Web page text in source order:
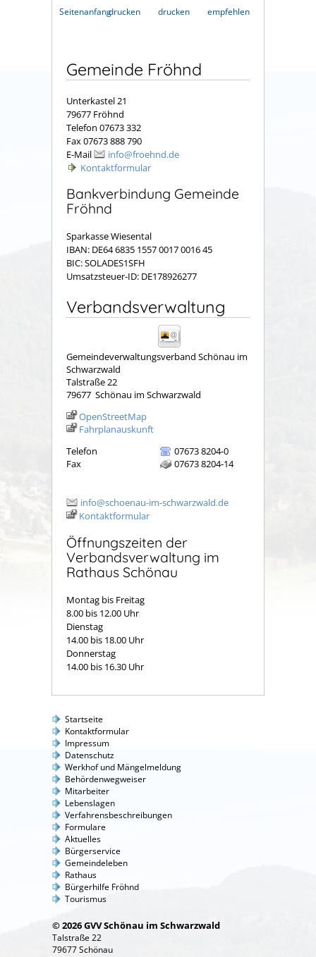
Seitenanfangdrucken
drucken
empfehlen
Gemeinde Fröhnd
Unterkastel 21
79677 Fröhnd
Telefon 07673 332
Fax 07673 888 790
E-Mail
info@froehnd.de
Kontaktformular
Bankverbindung Gemeinde
Fröhnd
Sparkasse Wiesental
IBAN: DE64 6835 1557 0017 0016 45
BIC: SOLADES1SFH
Umsatzsteuer-ID: DE178926277
Verbandsverwaltung
Gemeindeverwaltungsverband Schönau im
Schwarzwald
Talstraße 22
79677 Schönau im Schwarzwald
OpenStreetMap
Fahrplanauskunft
Telefon
07673 8204-0
Fax
07673 8204-14
info@schoenau-im-schwarzwald.de
Kontaktformular
Öffnungszeiten der
Verbandsverwaltung im
Rathaus Schönau
Montag bis Freitag
8.00 bis 12.00 Uhr
Dienstag
14.00 bis 18.00 Uhr
Donnerstag
14.00 bis 16.30 Uhr
Startseite
Kontaktformular
Impressum
Datenschutz
Werkhof und Mängelmeldung
Behördenwegweiser
Mitarbeiter
Lebenslagen
Verfahrensbeschreibungen
Formulare
Aktuelles
Bürgerservice
Gemeindeleben
Rathaus
Bürgerhilfe Fröhnd
Tourismus
© 2026 GVV Schönau im Schwarzwald
Talstraße 22
79677 Schönau